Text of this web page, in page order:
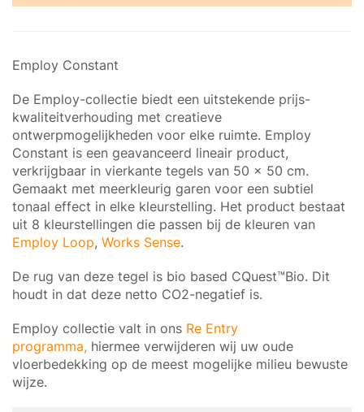
Employ Constant
De Employ-collectie biedt een uitstekende prijs-
kwaliteitverhouding met creatieve
ontwerpmogelijkheden voor elke ruimte. Employ
Constant is een geavanceerd lineair product,
verkrijgbaar in vierkante tegels van 50 x 50 cm.
Gemaakt met meerkleurig garen voor een subtiel
tonaal effect in elke kleurstelling. Het product bestaat
uit 8 kleurstellingen die passen bij de kleuren van
Employ Loop, Works Sense.
De rug van deze tegel is bio based CQuest™Bio. Dit
houdt in dat deze netto CO2-negatief is.
Employ collectie valt in ons Re Entry
programma, hiermee verwijderen wij uw oude
vloerbedekking op de meest mogelijke milieu bewuste
wijze.